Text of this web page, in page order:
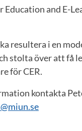
Education and E-
resultera i en
stolta över att få
för CER.
kontakta